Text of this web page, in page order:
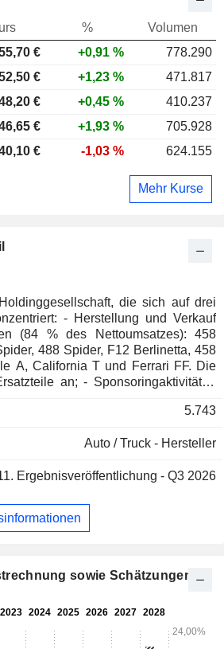
die sich auf drei
und Verkauf
(84 % des Nettoumsatzes): 458
488 Spider, F12 Berlinetta, 458
A, California T und Ferrari FF. Die
(7,4 %), Vereinigtes Königreich
(27,7 %), Amerika (3,8 %),
5.743
Auto / Truck - Hersteller
Ergebnisveröffentlichung - Q3 2026
%
Volumen
€ +0,91 %
778.290
€ +1,23 %
471.817
€ +0,45 %
410.237
€ +1,93 %
705.928
€ -1,03 % 624.155
Mehr Kurse
sowie Schätzungen